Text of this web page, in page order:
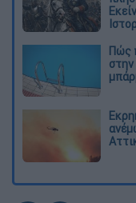
Πώς